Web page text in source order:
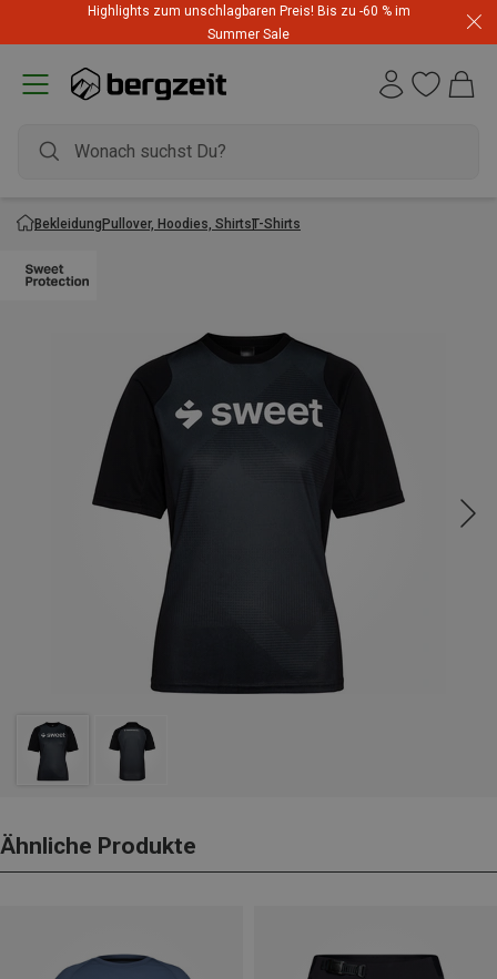
Highlights zum unschlagbaren Preis! Bis zu -60 % im
Summer Sale
BekleidungPullover, Hoodies, ShirtsT-Shirts
Ähnliche Produkte